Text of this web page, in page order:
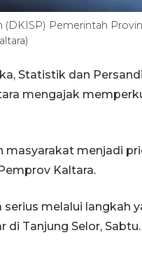
(DKISP) Pemerintah
Statistik dan
mengajak
masyarakat menjadi
Kaltara.
melalui langkah
di Tanjung Selor, Sabtu.